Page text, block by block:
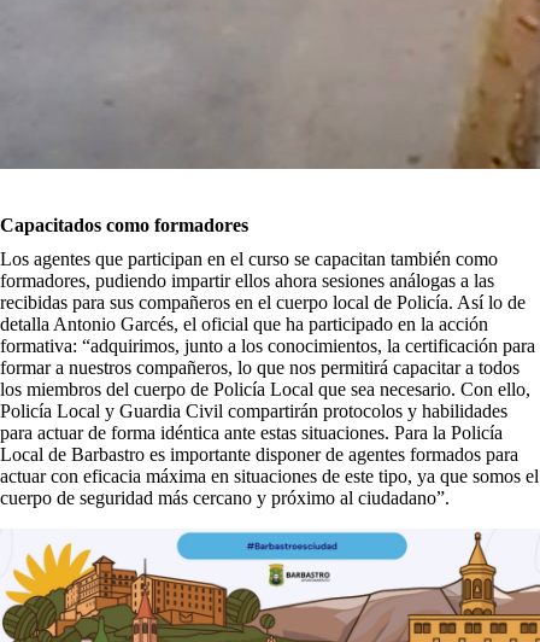
Capacitados como formadores
Los agentes que participan en el curso se capacitan también como
formadores, pudiendo impartir ellos ahora sesiones análogas a las
recibidas para sus compañeros en el cuerpo local de Policía. Así lo de
detalla Antonio Garcés, el oficial que ha participado en la acción
formativa: “adquirimos, junto a los conocimientos, la certificación para
formar a nuestros compañeros, lo que nos permitirá capacitar a todos
los miembros del cuerpo de Policía Local que sea necesario. Con ello,
Policía Local y Guardia Civil compartirán protocolos y habilidades
para actuar de forma idéntica ante estas situaciones. Para la Policía
Local de Barbastro es importante disponer de agentes formados para
actuar con eficacia máxima en situaciones de este tipo, ya que somos el
cuerpo de seguridad más cercano y próximo al ciudadano”.